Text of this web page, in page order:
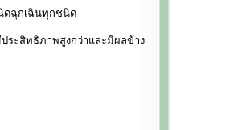
ดฉุกเฉินทุกชนิด
ระสิทธิภาพสูงกว่าและมีผลข้าง